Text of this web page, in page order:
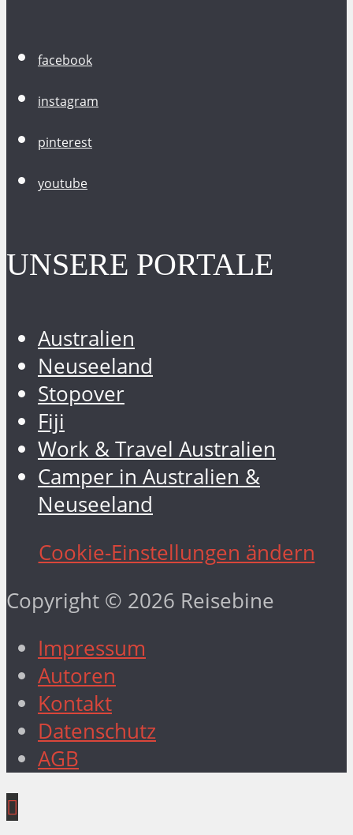
facebook
instagram
pinterest
youtube
UNSERE PORTALE
Australien
Neuseeland
Stopover
Fiji
Work & Travel Australien
Camper in Australien &
Neuseeland
Cookie-Einstellungen ändern
Copyright © 2026 Reisebine
Impressum
Autoren
Kontakt
Datenschutz
AGB